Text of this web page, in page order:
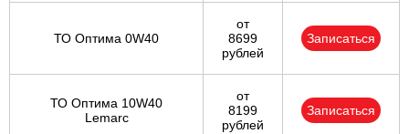
ТО Оптима 0W40
от
8699
рублей
Записаться
ТО Оптима 10W40
Lemarc
от
8199
рублей
Записаться